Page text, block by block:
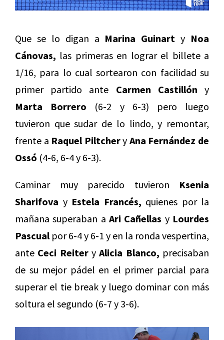
Que se lo digan a Marina Guinart y Noa
Cánovas, las primeras en lograr el billete a
1/16, para lo cual sortearon con facilidad su
primer partido ante Carmen Castillón y
Marta Borrero (6-2 y 6-3) pero luego
tuvieron que sudar de lo lindo, y remontar,
frente a Raquel Piltchery Ana Fernández de
Ossó (4-6, 6-4 y 6-3).
Caminar muy parecido tuvieron Ksenia
Sharifova y Estela Francés, quienes por la
mañana superaban a Ari Cañellas y Lourdes
Pascualpor 6-4 y 6-1 y en la ronda vespertina,
ante Ceci ReiteryAlicia Blanco, precisaban
de su mejor pádel en el primer parcial para
superar el tie break y luego dominar con más
soltura el segundo (6-7 y 3-6).